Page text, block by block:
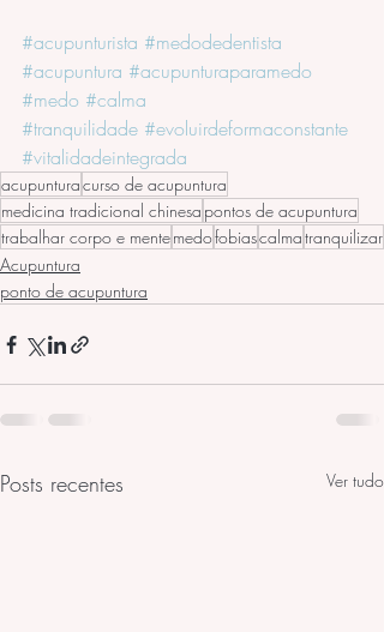
#acupunturista #medodedentista
#acupuntura #acupunturaparamedo
#medo #calma
#tranquilidade #evoluirdeformaconstante
#vitalidadeintegrada
acupunturacurso de acupuntura
medicina tradicional chinesa pontos de acupuntura
trabalhar corpo e mentemedofobiascalmatranquilizar
Acupuntura
ponto de acupuntura
Posts recentes Ver tudo